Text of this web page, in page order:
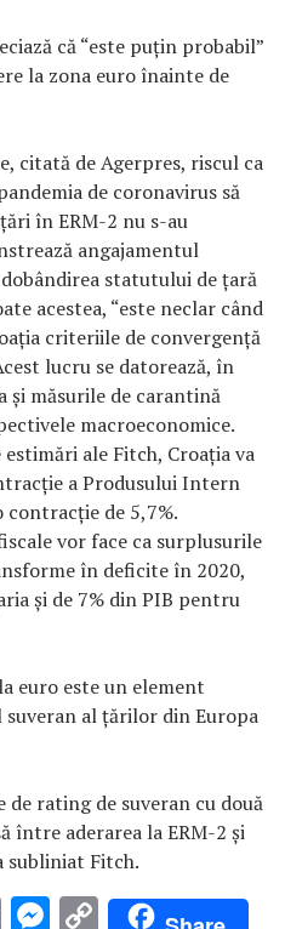
că “este puţin probabil”
la zona euro înainte de
citată de Agerpres, riscul ca
de coronavirus să
în ERM-2 nu s-au
angajamentul
statutului de ţară
acestea, “este neclar când
criteriile de convergenţă
lucru se datorează, în
şi măsurile de carantină
macroeconomice.
ale Fitch, Croaţia va
a Produsului Intern
contracţie de 5,7%.
vor face ca surplusurile
în deficite în 2020,
şi de 7% din PIB pentru
euro este un element
al ţărilor din Europa
de rating de suveran cu două
între aderarea la ERM-2 şi
subliniat Fitch.
E M C